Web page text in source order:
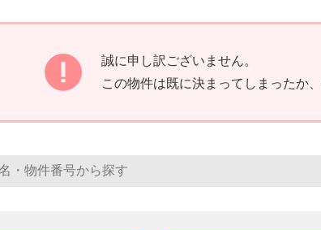
誠に申し訳ございません。
この物件は既に決まってしまったか